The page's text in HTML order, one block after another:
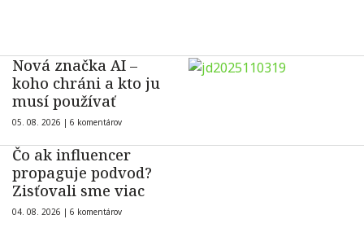
Nová značka AI –
koho chráni a kto ju
musí používať
05. 08. 2026 | 6 komentárov
Čo ak influencer
propaguje podvod?
Zisťovali sme viac
04. 08. 2026 | 6 komentárov